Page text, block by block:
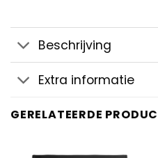
Beschrijving
Extra informatie
GERELATEERDE